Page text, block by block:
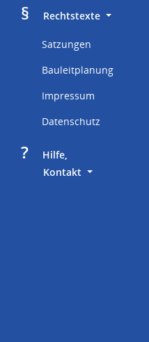
§
     Rechtstexte
Satzungen
Bauleitplanung
Impressum
Datenschutz
?
     Hilfe,
Kontakt